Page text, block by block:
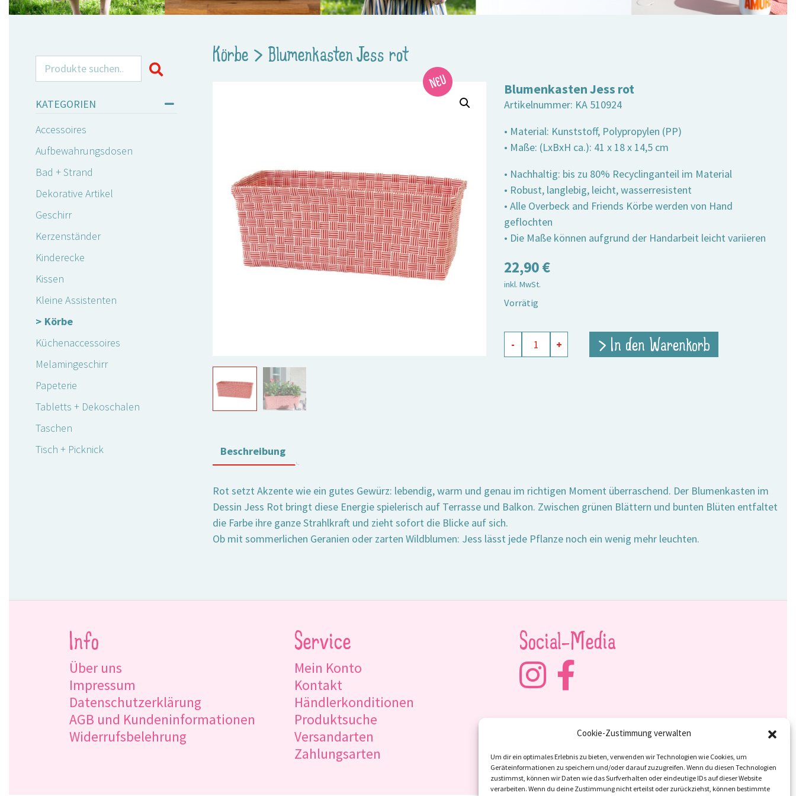
Cookie-Zustimmung verwalten
Um dir ein optimales Erlebnis zu bieten, verwenden wir Technologien wie Cookies, um
Geräteinformationen zu speichern und/oder darauf zuzugreifen. Wenn du diesen Technologien
zustimmst, können wir Daten wie das Surfverhalten oder eindeutige IDs auf dieser Website
verarbeiten. Wenn du deine Zustimmung nicht erteilst oder zurückziehst, können bestimmte
Search for:
KATEGORIEN
Accessoires
Aufbewahrungsdosen
Bad + Strand
Dekorative Artikel
Geschirr
Kerzenständer
Kinderecke
Kissen
Kleine Assistenten
Körbe
Küchenaccessoires
Melamingeschirr
Papeterie
Tabletts + Dekoschalen
Taschen
Tisch + Picknick
Körbe > Blumenkasten Jess rot
Blumenkasten Jess rot
Artikelnummer: KA 510924
• Material: Kunststoff, Polypropylen (PP)
• Maße: (LxBxH ca.): 41 x 18 x 14,5 cm
• Nachhaltig: bis zu 80% Recyclinganteil im Material
• Robust, langlebig, leicht, wasserresistent
• Alle Overbeck and Friends Körbe werden von Hand
geflochten
• Die Maße können aufgrund der Handarbeit leicht variieren
22,90€
inkl. MwSt.
Vorrätig
Blumenkasten
Jess
- + > In den Warenkorb
Beschreibung
Rot setzt Akzente wie ein gutes Gewürz: lebendig, warm und genau im richtigen Moment überraschend. Der Blumenkasten im
Dessin Jess Rot bringt diese Energie spielerisch auf Terrasse und Balkon. Zwischen grünen Blättern und bunten Blüten entfaltet
die Farbe ihre ganze Strahlkraft und zieht sofort die Blicke auf sich.
Ob mit sommerlichen Geranien oder zarten Wildblumen: Jess lässt jede Pflanze noch ein wenig mehr leuchten.
Info
Über uns
Impressum
Datenschutzerklärung
AGB und Kundeninformationen
Widerrufsbelehrung
Service
Mein Konto
Kontakt
Händlerkonditionen
Produktsuche
Versandarten
Zahlungsarten
Social-Media